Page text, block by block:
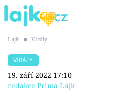
SHOPAHOLICADEL
Lajk ■ Virály
VIRÁLY
19. září 2022 17:10
redakce Prima Lajk